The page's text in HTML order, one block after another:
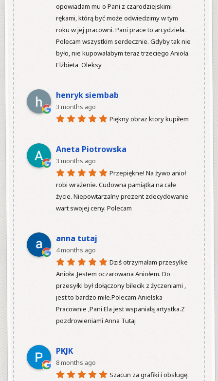
opowiadam mu o Pani z czarodziejskimi
rękami, którą być może odwiedzimy w tym
roku w jej pracowni. Pani prace to arcydzieła.
Polecam wszystkim serdecznie. Gdyby tak nie
było, nie kupowałabym teraz trzeciego Anioła.
Elżbieta  Oleksy
henryk siembab
3 months ago
Piękny obraz ktory kupiłem
Aneta Piotrowska
3 months ago
Przepiękne! Na żywo anioł
robi wrażenie. Cudowna pamiątka na całe
życie. Niepowtarzalny prezent zdecydowanie
wart swojej ceny. Polecam
anna tutaj
4 months ago
Dziś otrzymałam przesylke
Anioła .Jestem oczarowana Aniołem. Do
przesyłki był dołączony bilecik z życzeniami ,
jest to bardzo miłe.Polecam Anielska
Pracownie ,Pani Ela jest wspaniałą artystka.Z
pozdrowieniami Anna Tutaj
PKJK
8 months ago
Szacun za grafiki i obsługę.